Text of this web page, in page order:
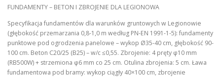
FUNDAMENTY – BETON I ZBROJENIE DLA LEGIONOWA
Specyfikacja fundamentów dla warunków gruntowych w Legionowie
(głębokość przemarzania 0,8-1,0 m według PN-EN 1991-1-5): fundamenty
punktowe pod ogrodzenia panelowe – wykop Ø35-40 cm, głębokość 90-
100 cm. Beton C20/25 (B25) – w/c ≤0,55. Zbrojenie: 4 pręty φ10 mm
(RB500W) + strzemiona φ6 mm co 25 cm. Otulina zbrojenia: 5 cm. Ława
fundamentowa pod bramy: wykop ciągły 40×100 cm, zbrojenie